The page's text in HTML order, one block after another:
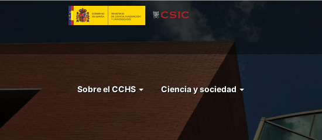
principal
Menu
Sobre el CCHS Ciencia y sociedad